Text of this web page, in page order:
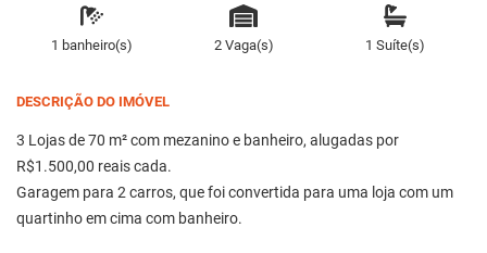
1 banheiro(s) 2 Vaga(s) 1 Suíte(s)
DESCRIÇÃO DO IMÓVEL
3 Lojas de 70 m² com mezanino e banheiro, alugadas por
R$1.500,00 reais cada.
Garagem para 2 carros, que foi convertida para uma loja com um
quartinho em cima com banheiro.